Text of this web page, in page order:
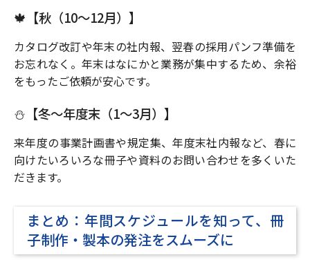
🍁【秋（10〜12月）】
カタログ改訂や年末の社内報、翌春の採用パンフ準備を
お忘れなく。年末はなにかと業務が集中するため、余裕
をもったご依頼が安心です。
⛄️【冬〜年度末（1〜3月）】
来年度の事業計画書や規定集、年度末社内報など、春に
向けたいろいろな冊子や資料のお問い合わせを多くいた
だきます。
まとめ：年間スケジュールを知って、冊
子制作・製本の発注をスムーズに